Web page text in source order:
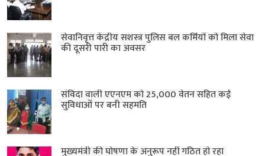
सेवानिवृत्त केंद्रीय सशस्त्र पुलिस बल ​कर्मियों को मिला सेवा
की दूसरी पारी का अवसर
संविदा वाली एएनएम को 25,000 वेतन सहित कई
सुविधाओं पर बनी सहमति
मुख्यमंत्री की घोषणा के अनुरूप नहीं गठित हो रहा